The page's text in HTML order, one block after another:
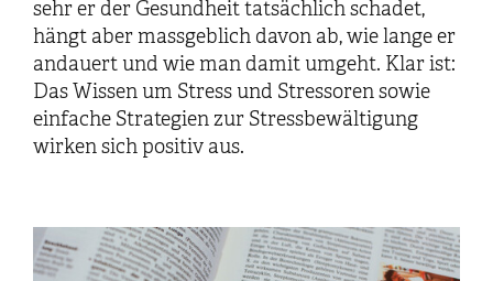
sehr er der Gesundheit tatsächlich schadet,
hängt aber massgeblich davon ab, wie lange er
andauert und wie man damit umgeht. Klar ist:
Das Wissen um Stress und Stressoren sowie
einfache Strategien zur Stressbewältigung
wirken sich positiv aus.